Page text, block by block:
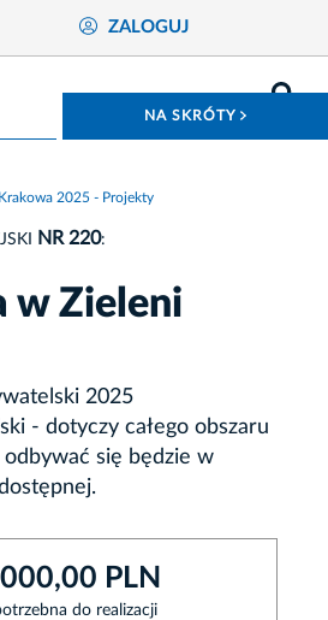
ZALOGUJ
NA SKRÓTY
2025 - Projekty
NR 220:
w Zieleni
2025
- dotyczy całego obszaru
odbywać się będzie w
PLN
do realizacji